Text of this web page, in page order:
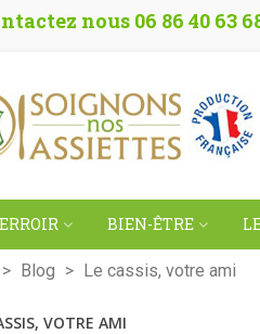
nous 06 86 40 63
BIEN-ÊTRE
> Blog > Le cassis, votre ami
VOTRE AMI